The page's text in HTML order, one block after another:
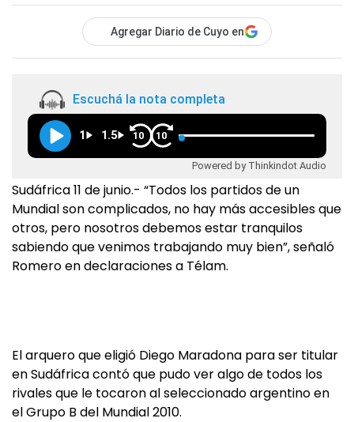
Agregar Diario de Cuyo en
Escuchá la nota completa
1 1.5 10 10
Powered by Thinkindot Audio
Sudáfrica 11 de junio.- “Todos los partidos de un
Mundial son complicados, no hay más accesibles que
otros, pero nosotros debemos estar tranquilos
sabiendo que venimos trabajando muy bien”, señaló
Romero en declaraciones a Télam.
El arquero que eligió Diego Maradona para ser titular
en Sudáfrica contó que pudo ver algo de todos los
rivales que le tocaron al seleccionado argentino en
el Grupo B del Mundial 2010.